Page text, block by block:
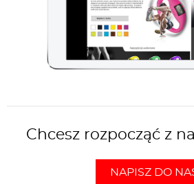
Chcesz rozpocząć z
NAPISZ DO